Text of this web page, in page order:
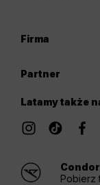
Firma
Partner
Latamy także
Pobierz